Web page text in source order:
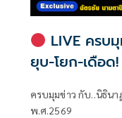
LIVE ครบ
ยุบ-โยก-เดือ
ครบมุมข่าว กับ..นิธินา
พ.ศ.2569